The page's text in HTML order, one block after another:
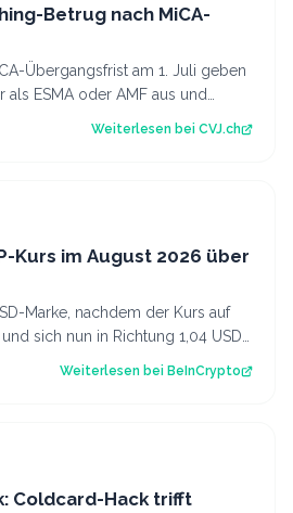
Betrug nach MiCA-
Übergangsfrist am 1. Juli geben
ESMA oder AMF aus und
Weiterlesen bei CVJ.ch
Kurs im August 2026 über
Marke, nachdem der Kurs auf
sich nun in Richtung 1,04 USD
Act…
Weiterlesen bei BeInCrypto
Coldcard-Hack trifft